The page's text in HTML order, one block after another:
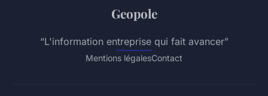
Geopole
“L'information entreprise qui fait avancer”
Mentions légalesContact